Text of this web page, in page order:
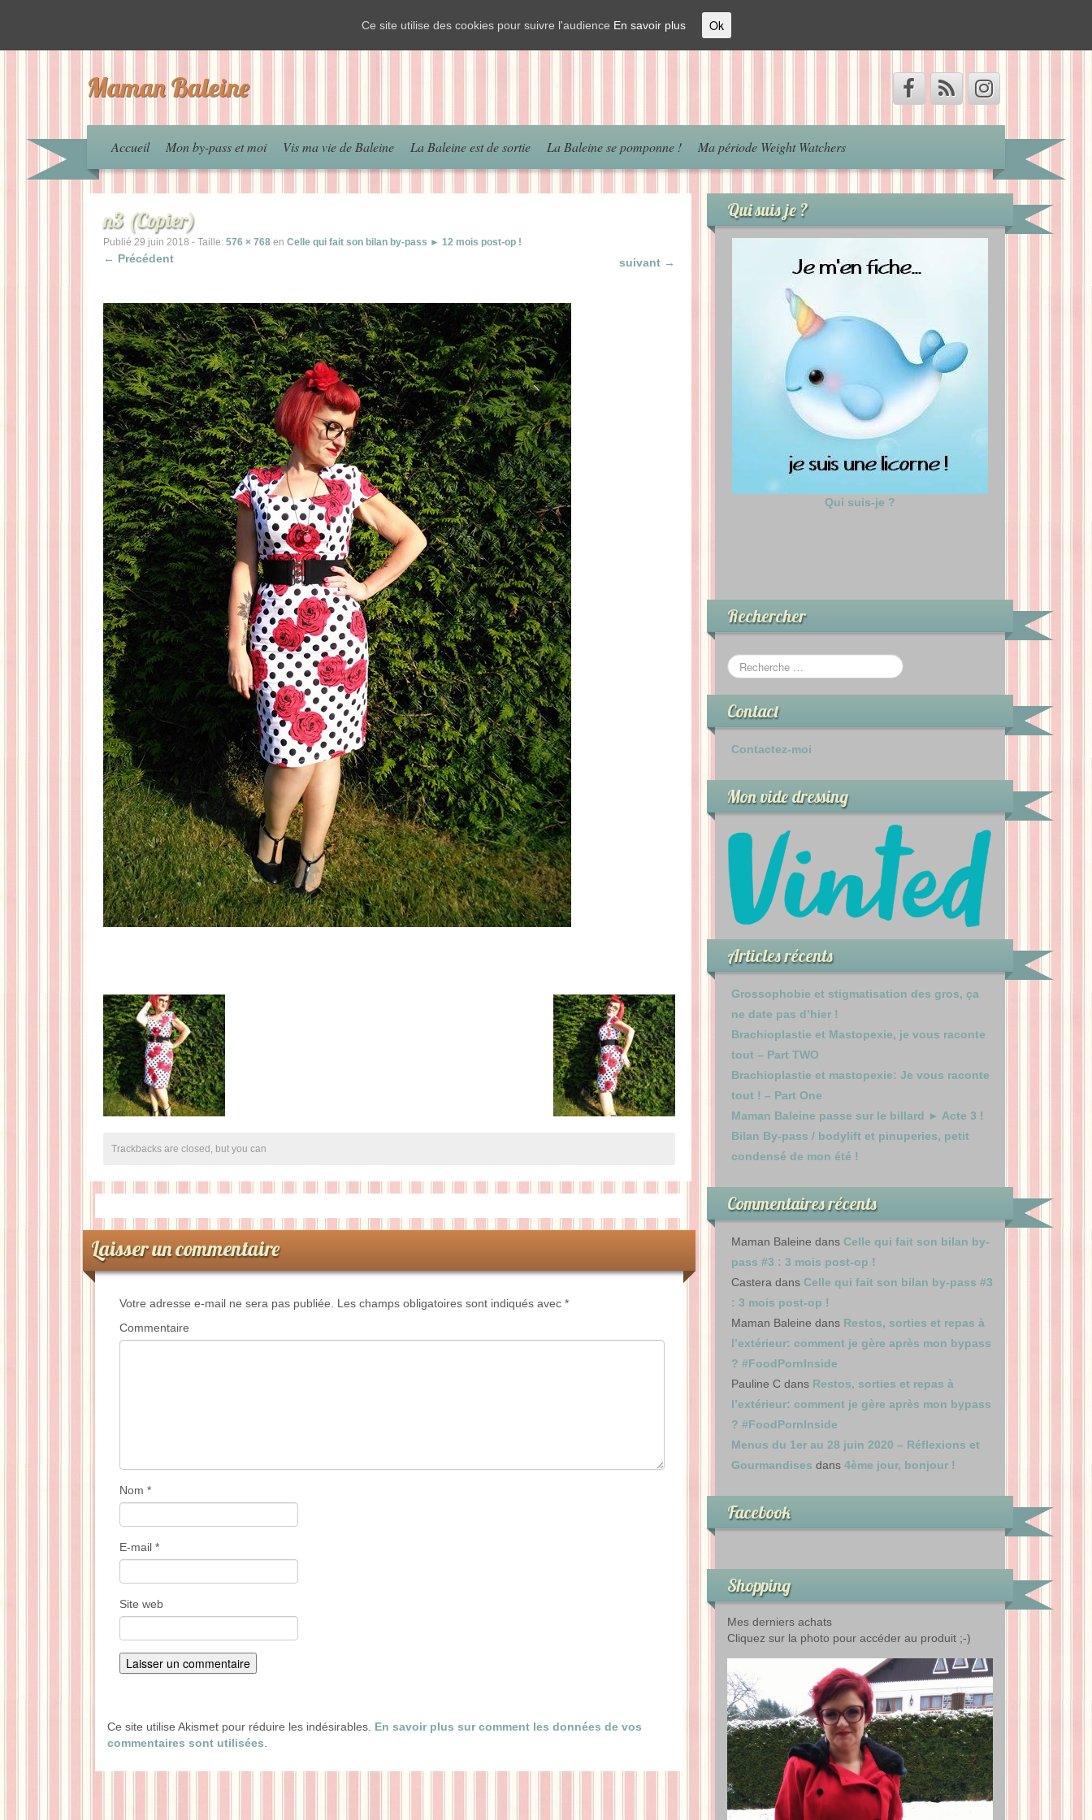
Maman Baleine
Accueil Mon by-pass et moi Vis ma vie de Baleine La Baleine est de sortie La Baleine se pomponne ! Ma période Weight Watchers
n3 (Copier)
Publié 29 juin 2018 - Taille: 576 × 768 en Celle qui fait son bilan by-pass ► 12 mois post-op !
← Précédent suivant →
Trackbacks are closed, but you can
Laisser un commentaire
Votre adresse e-mail ne sera pas publiée. Les champs obligatoires sont indiqués avec *
Commentaire
Nom *
E-mail *
Site web
Ce site utilise Akismet pour réduire les indésirables. En savoir plus sur comment les données de vos
commentaires sont utilisées
Qui suis je ?
Qui suis-je ?
Rechercher
Contact
Contactez-moi
Mon vide dressing
Articles récents
Grossophobie et stigmatisation des gros, ça
ne date pas d’hier !
Brachioplastie et Mastopexie, je vous raconte
tout – Part TWO
Brachioplastie et mastopexie: Je vous raconte
tout ! – Part One
Maman Baleine passe sur le billard ► Acte 3 !
Bilan By-pass / bodylift et pinuperies, petit
condensé de mon été !
Commentaires récents
Maman Baleine dans Celle qui fait son bilan by-
pass #3 : 3 mois post-op !
Castera dans Celle qui fait son bilan by-pass #3
: 3 mois post-op !
Maman Baleine dans Restos, sorties et repas à
l’extérieur: comment je gère après mon bypass
? #FoodPornInside
Pauline Cdans Restos, sorties et repas à
l’extérieur: comment je gère après mon bypass
? #FoodPornInside
Menus du 1er au 28 juin 2020 – Réflexions et
Gourmandises dans 4ème jour, bonjour !
Facebook
Shopping
Mes derniers achats
Cliquez sur la photo pour accéder au produit ;-)
Ce site utilise des cookies pour suivre l'audience En savoir plus Ok